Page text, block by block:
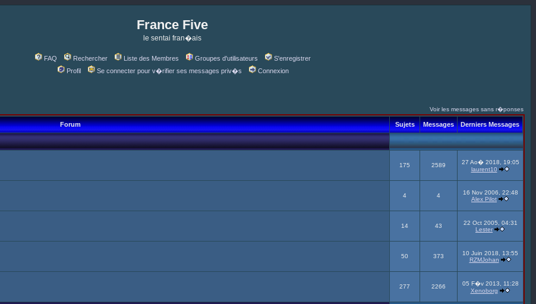
France Five
le sentai fran�ais
FAQ Rechercher Liste des Membres Groupes d'utilisateurs
S'enregistrer
Profil
Se connecter pour v�rifier ses messages priv�s Connexion
Voir les messages sans r�ponses
Forum Sujets Messages Derniers Messages
175 2589
27 Ao� 2018, 19:05
laurent10
4 4
16 Nov 2006, 22:48
Alex Pilot
14 43
22 Oct 2005, 04:31
Lester
50 373
10 Juin 2018, 13:55
RZMJohan
277 2266
05 F�v 2013, 11:28
Xenoborg